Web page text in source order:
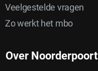
Veelgestelde vragen
Zo werkt het mbo
Over Noorderpoort